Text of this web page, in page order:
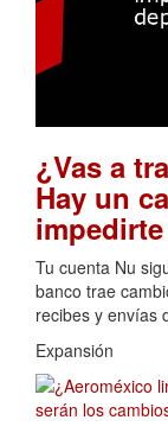
¿Vas a
Hay un
Tu cuenta Nu
banco trae
recibes y envías
Expansión